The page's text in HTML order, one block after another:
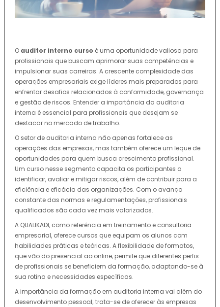
O auditor interno curso é uma oportunidade valiosa para
profissionais que buscam aprimorar suas competências e
impulsionar suas carreiras. A crescente complexidade das
operações empresariais exige líderes mais preparados para
enfrentar desafios relacionados à conformidade, governança
e gestão de riscos. Entender a importância da auditoria
interna é essencial para profissionais que desejam se
destacar no mercado de trabalho.
O setor de auditoria interna não apenas fortalece as
operações das empresas, mas também oferece um leque de
oportunidades para quem busca crescimento profissional.
Um curso nesse segmento capacita os participantes a
identificar, avaliar e mitigar riscos, além de contribuir para a
eficiência e eficácia das organizações. Com o avanço
constante das normas e regulamentações, profissionais
qualificados são cada vez mais valorizados.
A QUALIKADI, como referência em treinamento e consultoria
empresarial, oferece cursos que equipam os alunos com
habilidades práticas e teóricas. A flexibilidade de formatos,
que vão do presencial ao online, permite que diferentes perfis
de profissionais se beneficiem da formação, adaptando-se à
sua rotina e necessidades específicas.
A importância da formação em auditoria interna vai além do
desenvolvimento pessoal; trata-se de oferecer às empresas